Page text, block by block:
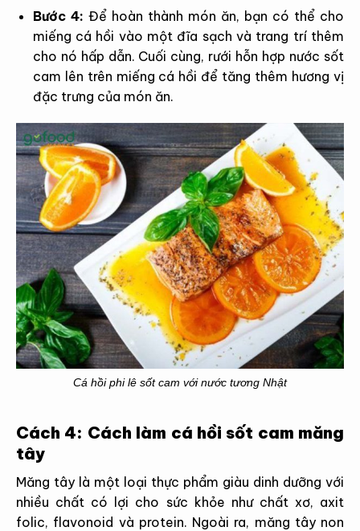
Bước 4: Để hoàn thành món ăn, bạn có thể cho
miếng cá hồi vào một đĩa sạch và trang trí thêm
cho nó hấp dẫn. Cuối cùng, rưới hỗn hợp nước sốt
cam lên trên miếng cá hồi để tăng thêm hương vị
đặc trưng của món ăn.
Cá hồi phi lê sốt cam với nước tương Nhật
Cách 4: Cách làm cá hồi sốt cam măng
tây
Măng tây là một loại thực phẩm giàu dinh dưỡng với
nhiều chất có lợi cho sức khỏe như chất xơ, axit
folic, flavonoid và protein. Ngoài ra, măng tây non